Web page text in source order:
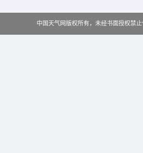
中国天气网版权所有，未经书面授权